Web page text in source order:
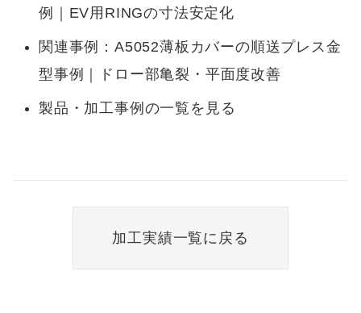
例｜EV用RINGの寸法安定化
関連事例： A5052薄板カバーの順送プレス金
型事例｜ドロー部亀裂・平面度改善
製品・加工事例の一覧を見る
加工実績一覧に戻る